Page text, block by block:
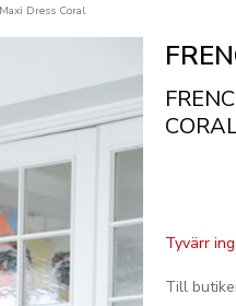
Dress Coral
Tyvärr
Till